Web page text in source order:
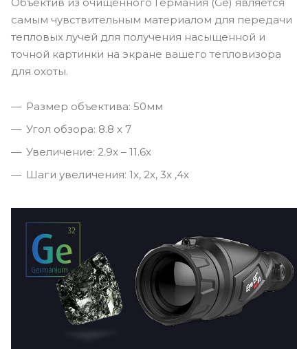
самым чувствительным материалом для передачи
тепловых лучей для получения насыщенной и
точной картинки на экране вашего тепловизора
для охоты.
Размер объектива: 50мм
Угол обзора: 8.8 x 7
Увеличение: 2.9x – 11.6x
Шаги увеличения: 1x, 2x, 3x ,4x